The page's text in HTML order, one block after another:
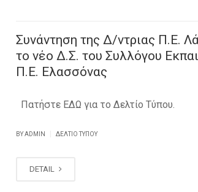
Συνάντηση της Δ/ντριας Π.Ε.
το νέο Δ.Σ. του Συλλόγου
Π.Ε. Ελασσόνας
Πατήστε ΕΔΩ για το Δελτίο Τύπου.
BY ADMIN ΔΕΛΤΊΟ ΤΎΠΟΥ
DETAIL